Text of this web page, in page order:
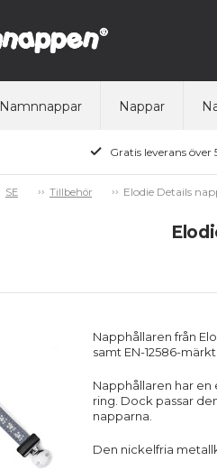
Namnnappar Nappar
Gratis leverans över
SE Tillbehör Elodie Details
Napphållaren från
samt EN-12586-märkt.
Napphållaren har en
ring. Dock passar
napparna.
Den nickelfria